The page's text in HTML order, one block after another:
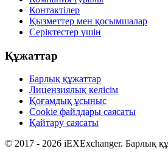
Контактілер
Қызметтер мен қосымшалар
Серіктестер үшін
Құжаттар
Барлық құжаттар
Лицензиялық келісім
Қоғамдық ұсыныс
Cookie файлдары саясаты
Қайтару саясаты
© 2017 - 2026 iEXExchanger. Барлық